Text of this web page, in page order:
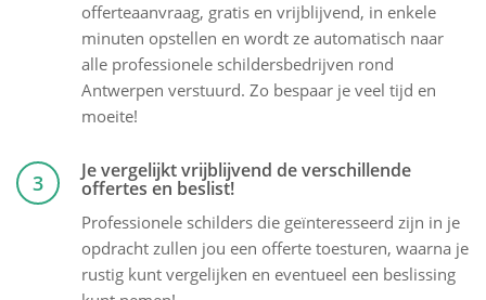
offerteaanvraag, gratis en vrijblijvend, in enkele
minuten opstellen en wordt ze automatisch naar
alle professionele schildersbedrijven rond
Antwerpen verstuurd. Zo bespaar je veel tijd en
moeite!
3 Je vergelijkt vrijblijvend de verschillende
offertes en beslist!
Professionele schilders die geïnteresseerd zijn in je
opdracht zullen jou een offerte toesturen, waarna je
rustig kunt vergelijken en eventueel een beslissing